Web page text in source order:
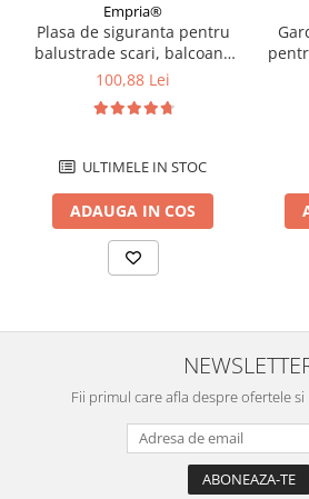
Empria®
Plasa de siguranta pentru
balustrade scari, balcoane
si terase, 300 x 78 cm, alb
100,88 Lei
ULTIMELE IN STOC
ADAUGA IN COS
prin
Fii primul care afla despre ofertele